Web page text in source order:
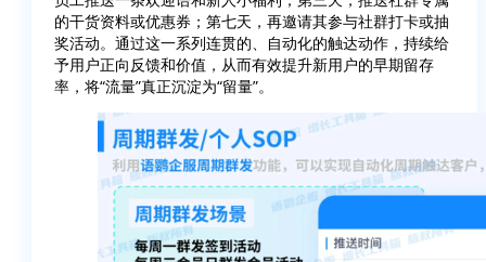
的干货资料或优惠券；第七天，再邀请其参与社群打卡或抽
奖活动。通过这一系列连贯的、自动化的触达动作，持续给
予用户正向反馈和价值，从而有效提升新用户的早期留存
率，将“流量”真正沉淀为“留量”。